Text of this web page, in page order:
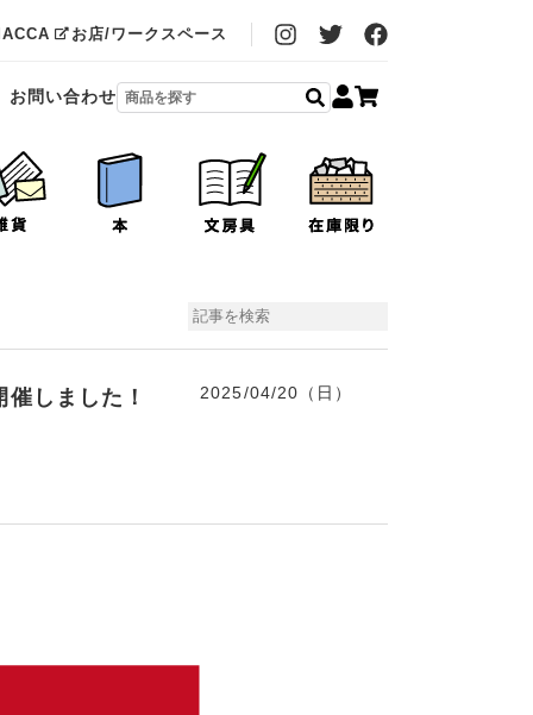
お店/ワークスペース
お問い合わせ
しました！ 2025/04/20（日）